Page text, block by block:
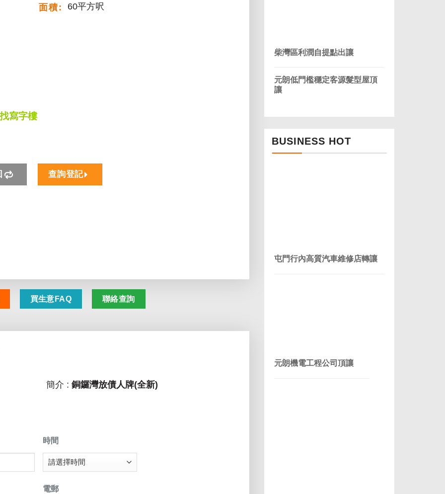
面積: 60平方呎
寫字樓
查詢登記
買生意FAQ 聯絡查詢
簡介 : 銅鑼灣放債人牌(全新)
時間
電郵
柴灣區利潤自提點出讓
元朗低門檻穩定客源髮型屋頂
讓
BUSINESS HOT
屯門行內高質汽車維修店轉讓
元朗機電工程公司頂讓